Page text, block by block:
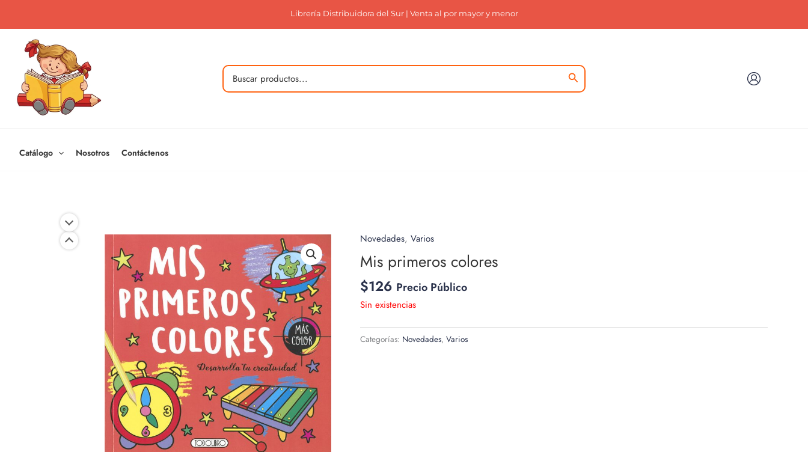
Librería Distribuidora del Sur | Venta al por mayor y menor
Buscar
Catálogo Nosotros Contáctenos
Novedades,Varios
Mis primeros colores
$126 Precio Público
Sin existencias
Categorías: Novedades,Varios